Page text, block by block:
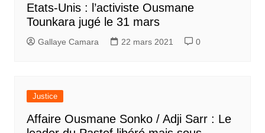
Etats-Unis : l’activiste Ousmane
Tounkara jugé le 31 mars
Gallaye Camara 22 mars 2021 0
Justice
Affaire Ousmane Sonko / Adji Sarr : Le